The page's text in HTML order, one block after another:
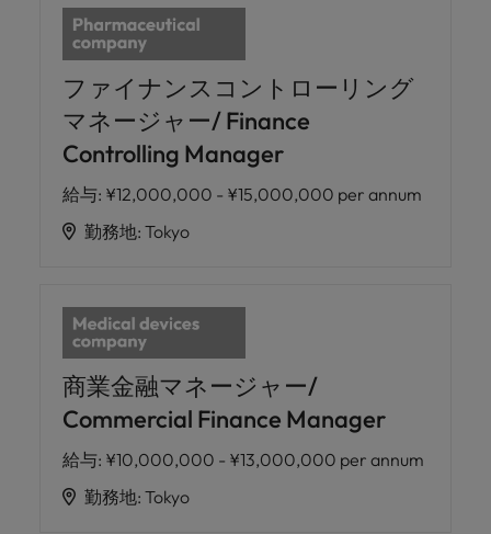
ファイナンスコントローリング
マネージャー/ Finance
Controlling Manager
給与: ¥12,000,000 - ¥15,000,000 per annum
勤務地: Tokyo
商業金融マネージャー/
Commercial Finance Manager
給与: ¥10,000,000 - ¥13,000,000 per annum
勤務地: Tokyo